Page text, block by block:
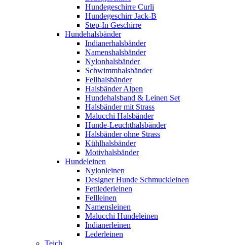
Hundegeschirre Curli
Hundegeschirr Jack-B
Step-In Geschirre
Hundehalsbänder
Indianerhalsbänder
Namenshalsbänder
Nylonhalsbänder
Schwimmhalsbänder
Fellhalsbänder
Halsbänder Alpen
Hundehalsband & Leinen Set
Halsbänder mit Strass
Malucchi Halsbänder
Hunde-Leuchthalsbänder
Halsbänder ohne Strass
Kühlhalsbänder
Motivhalsbänder
Hundeleinen
Nylonleinen
Designer Hunde Schmuckleinen
Fettlederleinen
Fellleinen
Namensleinen
Malucchi Hundeleinen
Indianerleinen
Lederleinen
Teich